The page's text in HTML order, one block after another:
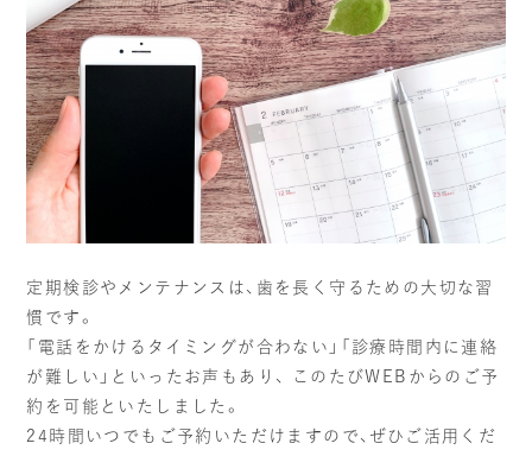
TREATMENTS
インプラント治療
VIEW MORE
一般治療（虫歯・歯周病）
VIEW MORE
VIEW MORE
予防歯科
VIEW MORE VIEW MORE
定期検診やメンテナンスは、歯を長く守るための大切な習
慣です。
「電話をかけるタイミングが合わない」「診療時間内に連絡
が難しい」といったお声もあり、 このたびWEBからのご予
約を可能といたしました。
24時間いつでもご予約いただけますので、ぜひご活用くだ